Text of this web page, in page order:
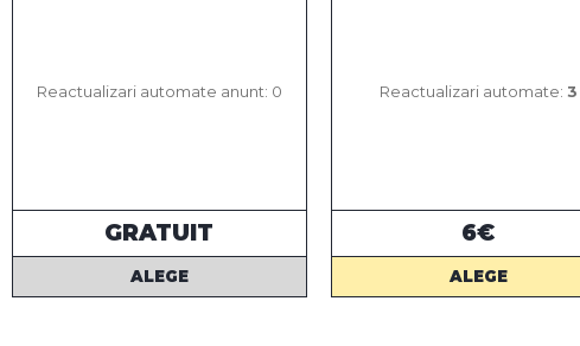
Reactualizari automate anunt: 0
GRATUIT
ALEGE
Reactualizari automate: 3
6€
ALEGE